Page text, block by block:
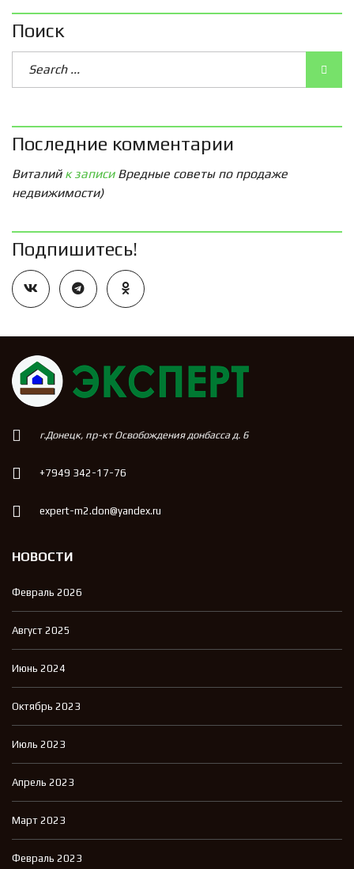
Поиск
Последние комментарии
Виталийк записи Вредные советы по продаже
недвижимости)
Подпишитесь!
г.Донецк, пр-кт Освобождения донбасса д. 6
+7949 342-17-76
expert-m2.don@yandex.ru
НОВОСТИ
Февраль 2026
Август 2025
Июнь 2024
Октябрь 2023
Июль 2023
Апрель 2023
Март 2023
Февраль 2023